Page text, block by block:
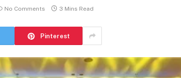
No Comments 3 Mins Read
Pinterest